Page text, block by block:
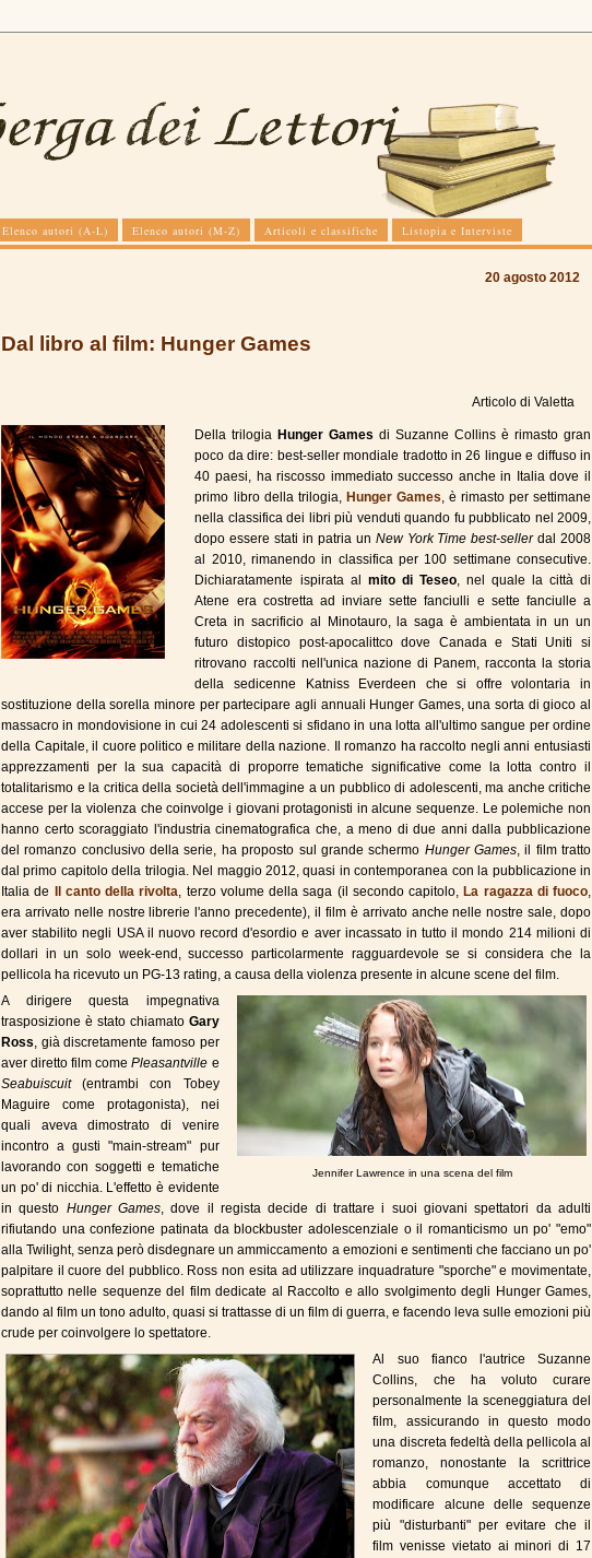
Elenco autori (A-L) Elenco autori (M-Z) Articoli e classifiche Listopia e Interviste
20 agosto 2012
Dal libro al film: Hunger Games
Articolo di Valetta
Della trilogia Hunger Games di Suzanne Collins è rimasto gran
poco da dire: best-seller mondiale tradotto in 26 lingue e diffuso in
40 paesi, ha riscosso immediato successo anche in Italia dove il
primo libro della trilogia, Hunger Games, è rimasto per settimane
nella classifica dei libri più venduti quando fu pubblicato nel 2009,
dopo essere stati in patria un New York Time best-sellerdal 2008
al 2010, rimanendo in classifica per 100 settimane consecutive.
Dichiaratamente ispirata al mito di Teseo, nel quale la città di
Atene era costretta ad inviare sette fanciulli e sette fanciulle a
Creta in sacrificio al Minotauro, la saga è ambientata in un un
futuro distopico post-apocalittco dove Canada e Stati Uniti si
ritrovano raccolti nell'unica nazione di Panem, racconta la storia
della sedicenne Katniss Everdeen che si offre volontaria in
sostituzione della sorella minore per partecipare agli annuali Hunger Games, una sorta di gioco al
massacro in mondovisione in cui 24 adolescenti si sfidano in una lotta all'ultimo sangue per ordine
della Capitale, il cuore politico e militare della nazione. Il romanzo ha raccolto negli anni entusiasti
apprezzamenti per la sua capacità di proporre tematiche significative come la lotta contro il
totalitarismo e la critica della società dell'immagine a un pubblico di adolescenti, ma anche critiche
accese per la violenza che coinvolge i giovani protagonisti in alcune sequenze. Le polemiche non
hanno certo scoraggiato l'industria cinematografica che, a meno di due anni dalla pubblicazione
del romanzo conclusivo della serie, ha proposto sul grande schermo Hunger Games, il film tratto
dal primo capitolo della trilogia. Nel maggio 2012, quasi in contemporanea con la pubblicazione in
Italia de
Il canto della rivolta, terzo volume della saga (il secondo capitolo, La ragazza di fuoco,
era arrivato nelle nostre librerie l'anno precedente), il film è arrivato anche nelle nostre sale, dopo
aver stabilito negli USA il nuovo record d'esordio e aver incassato in tutto il mondo 214 milioni di
dollari in un solo week-end, successo particolarmente ragguardevole se si considera che la
pellicola ha ricevuto un PG-13 rating, a causa della violenza presente in alcune scene del film.
Jennifer Lawrence in una scena del film
A dirigere questa impegnativa
trasposizione è stato chiamato Gary
Ross, già discretamente famoso per
aver diretto film comePleasantville e
Seabuiscuit(entrambi con Tobey
Maguire come protagonista), nei
quali aveva dimostrato di venire
incontro a gusti "main-stream" pur
lavorando con soggetti e tematiche
un po' di nicchia. L'effetto è evidente
in questo Hunger Games, dove il regista decide di trattare i suoi giovani spettatori da adulti
rifiutando una confezione patinata da blockbuster adolescenziale o il romanticismo un po' "emo"
alla Twilight, senza però disdegnare un ammiccamento a emozioni e sentimenti che facciano un po'
palpitare il cuore del pubblico. Ross non esita ad utilizzare inquadrature "sporche" e movimentate,
soprattutto nelle sequenze del film dedicate al Raccolto e allo svolgimento degli Hunger Games,
dando al film un tono adulto, quasi si trattasse di un film di guerra, e facendo leva sulle emozioni più
crude per coinvolgere lo spettatore.
Al suo fianco l'autrice Suzanne
Collins, che ha voluto curare
personalmente la sceneggiatura del
film, assicurando in questo modo
una discreta fedeltà della pellicola al
romanzo, nonostante la scrittrice
abbia comunque accettato di
modificare alcune delle sequenze
più "disturbanti" per evitare che il
film venisse vietato ai minori di 17